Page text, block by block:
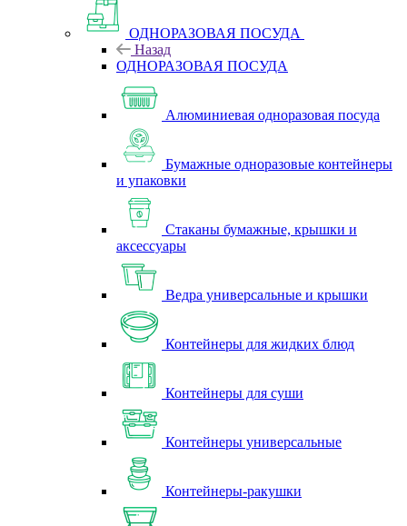
ОДНОРАЗОВАЯ ПОСУДА
Назад
ОДНОРАЗОВАЯ ПОСУДА
Алюминиевая одноразовая посуда
Бумажные одноразовые контейнеры
и упаковки
Стаканы бумажные, крышки и
аксессуары
Ведра универсальные и крышки
Контейнеры для жидких блюд
Контейнеры для суши
Контейнеры универсальные
Контейнеры-ракушки